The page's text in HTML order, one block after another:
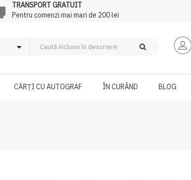
TRANSPORT GRATUIT
Pentru comenzi mai mari de 200 lei
CĂRȚI CU AUTOGRAF ÎN CURÂND BLOG